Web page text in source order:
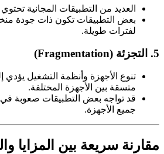
العديد من التطبيقات المجانية
بعض التطبيقات تكون ذات جودة
لفترات طويلة.
5. التجزئة (Fragmentation)
تنوع الأجهزة وأنظمة التشغيل يؤدي
متسقة بين الأجهزة المختلفة.
قد تواجه بعض التطبيقات صعوبة
جميع الأجهزة.
مقارنة سريعة بين المزايا